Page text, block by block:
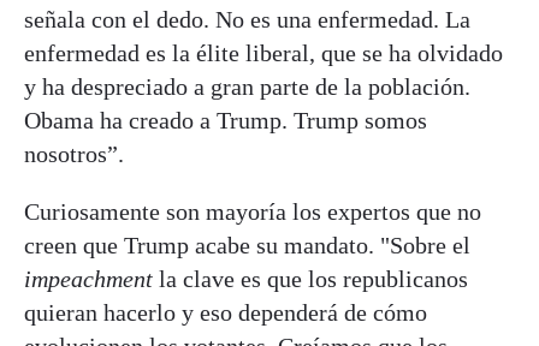
señala con el dedo. No es una enfermedad. La
enfermedad es la élite liberal, que se ha olvidado
y ha despreciado a gran parte de la población.
Obama ha creado a Trump. Trump somos
nosotros”.
Curiosamente son mayoría los expertos que no
creen que Trump acabe su mandato. "Sobre el
impeachment la clave es que los republicanos
quieran hacerlo y eso dependerá de cómo